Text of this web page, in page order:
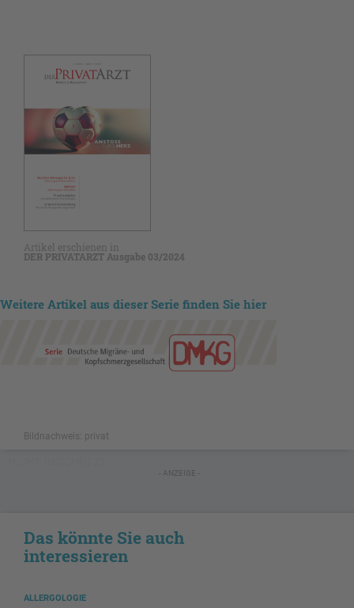
Artikel erschienen in
DER PRIVATARZT Ausgabe 03/2024
Weitere Artikel aus dieser Serie finden Sie hier
Bildnachweis: privat
- ANZEIGE -
Das könnte Sie auch
interessieren
ALLERGOLOGIE